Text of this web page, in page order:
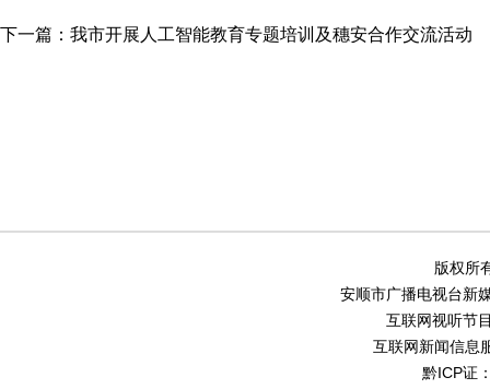
下一篇： 我市开展人工智能教育专题培训及穗安合作交流活动
版权所
安顺市广播电视台新
互联网视听节
互联网新闻信息
黔ICP证